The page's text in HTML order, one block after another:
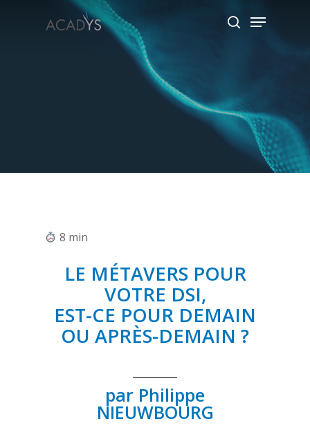
search
Menu
8 min
LE MÉTAVERS POUR
VOTRE DSI,
EST-CE POUR DEMAIN
OU APRÈS-DEMAIN ?
par Philippe
NIEUWBOURG